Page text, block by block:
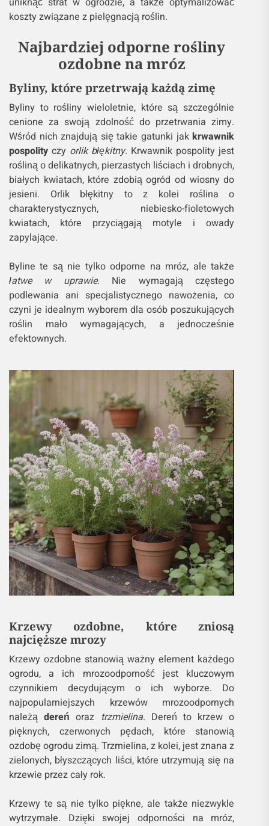
koszty związane z pielęgnacją roślin.
Najbardziej odporne rośliny
ozdobne na mróz
Byliny, które przetrwają każdą zimę
Byliny to rośliny wieloletnie, które są szczególnie
cenione za swoją zdolność do przetrwania zimy.
Wśród nich znajdują się takie gatunki jakkrwawnik
pospolity czy orlik błękitny. Krwawnik pospolity jest
rośliną o delikatnych, pierzastych liściach i drobnych,
białych kwiatach, które zdobią ogród od wiosny do
jesieni. Orlik błękitny to z kolei roślina o
charakterystycznych, niebiesko-fioletowych
kwiatach, które przyciągają motyle i owady
zapylające.
Byline te są nie tylko odporne na mróz, ale także
łatwe w uprawie. Nie wymagają częstego
podlewania ani specjalistycznego nawożenia, co
czyni je idealnym wyborem dla osób poszukujących
roślin mało wymagających, a jednocześnie
efektownych.
Krzewy ozdobne, które zniosą
najcięższe mrozy
Krzewy ozdobne stanowią ważny element każdego
ogrodu, a ich mrozoodporność jest kluczowym
czynnikiem decydującym o ich wyborze. Do
najpopularniejszych krzewów mrozoodpornych
należądereń oraz trzmielina. Dereń to krzew o
pięknych, czerwonych pędach, które stanowią
ozdobę ogrodu zimą. Trzmielina, z kolei, jest znana z
zielonych, błyszczących liści, które utrzymują się na
krzewie przez cały rok.
Krzewy te są nie tylko piękne, ale także niezwykle
wytrzymałe. Dzięki swojej odporności na mróz,